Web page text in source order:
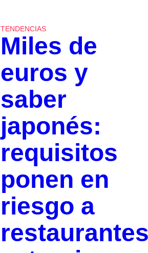
TENDENCIAS
Miles de
euros y
saber
japonés:
requisitos
ponen en
riesgo a